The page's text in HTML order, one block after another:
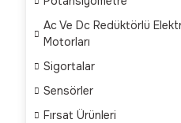
Ac Ve Dc Redüktörlü
Motorları
Sigortalar
Sensörler
Fırsat Ürünleri